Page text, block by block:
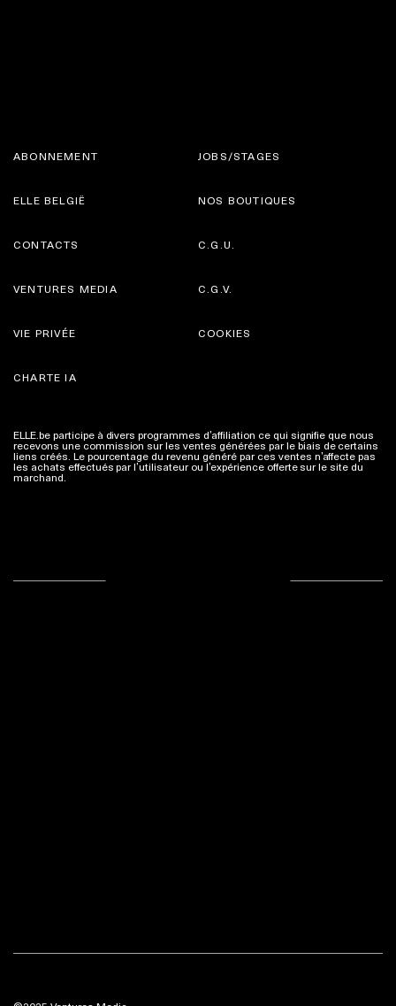
ABONNEMENT
ELLE BELGIË
JOBS/STAGES
NOS BOUTIQUES
CONTACTS
VENTURES MEDIA
C.G.U.
C.G.V.
VIE PRIVÉE
CHARTE IA
COOKIES
ELLE.be participe à divers programmes d’affiliation ce qui signifie que nous
recevons une commission sur les ventes générées par le biais de certains
liens créés. Le pourcentage du revenu généré par ces ventes n’affecte pas
les achats effectués par l’utilisateur ou l’expérience offerte sur le site du
marchand. Plus d'infos